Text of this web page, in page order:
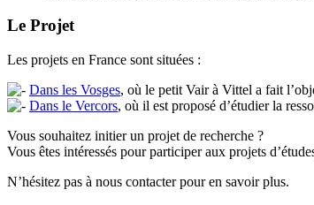
Le Projet
Les projets en France sont situées :
Dans les Vosges, où le petit Vair à Vittel a fait
Dans le Vercors, où il est proposé d’étudier la
Vous souhaitez initier un projet de recherche ?
Vous êtes intéressés pour participer aux projets
N’hésitez pas à nous contacter pour en savoir plus.